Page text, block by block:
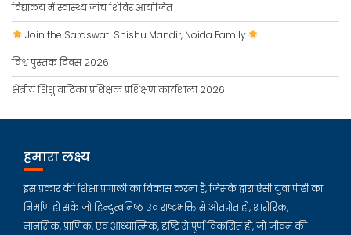
विद्यालय में स्वास्थ्य जांच शिविर आयोजित
Join the Saraswati Shishu Mandir, Noida Family
विश्व पुस्तक दिवस 2026
क्षेत्रीय शिशु वाटिका प्रशिक्षक प्रशिक्षण कार्यशाला 2026
हमारा लक्ष्य
इस प्रकार की शिक्षा प्रणाली का विकास करना है, जिसके द्वारा ऐसी युवा पीढ़ी का
निर्माण हो सके जो हिन्दुत्वनिष्ठ एवं राष्ट्रभक्ति से ओतप्रोत हो, शारीरिक,
मानसिक, प्राणिक, एवं आध्यात्मिक, दृष्टि से पूर्ण विकसित हो, जो जीवन की